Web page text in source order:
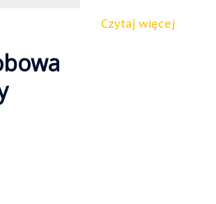
Czytaj więcej